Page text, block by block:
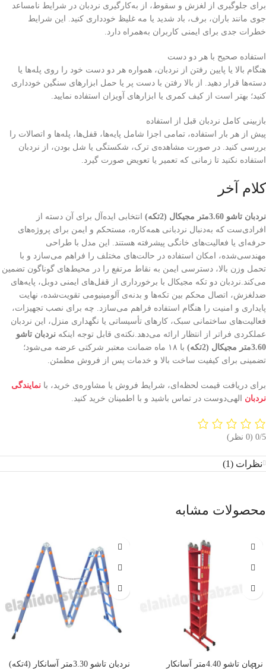
برای جلوگیری از لغزش و سقوط، از به‌کارگیری نردبان در شرایط نامساعد
جوی مانند باران، برف، باد شدید یا مه غلیظ خودداری کنید. این شرایط
خطرات جدی برای ایمنی کاربران به‌همراه دارد.
استفاده صحیح با هر دو دست
هنگام بالا یا پایین رفتن از نردبان، همواره هر دو دست خود را روی پله‌ها یا
دسته‌ها قرار دهید. از بالا رفتن با دست پر یا حمل ابزارهای سنگین خودداری
کنید؛ بهتر است از کیف کمری یا ابزارهای آویزان استفاده نمایید.
بازبینی کامل نردبان قبل از استفاده
پیش از هر بار استفاده، تمامی اجزا شامل پایه‌ها، قفل‌ها، پله‌ها و اتصالات را
بررسی کنید. در صورت مشاهده‌ی ترک، شکستگی یا شل بودن، از نردبان
استفاده نکنید تا زمانی که تعمیر یا تعویض صورت گیرد.
کلام آخر
نردبان تاشو 3.60متر مجیکال (2تکه)
انتخابی ایده‌آل برای آن دسته از
افرادی‌ست که به‌دنبال نردبانی همه‌کاره، مستحکم و ایمن برای پروژه‌های
حرفه‌ای یا فعالیت‌های خانگی پیشرفته هستند. این مدل با طراحی
مهندسی‌شده، امکان استفاده در حالت‌های مختلف را فراهم می‌سازد و با
تحمل وزن بالا، دسترسی ایمن به نقاط مرتفع را در محیط‌های گوناگون تضمین
می‌کند.نردبان دو تکه مجیکال با برخورداری از قفل‌های ایمنی دوبل، پایه‌های
ضدلغزش، اتصال محکم بین تکه‌ها و بدنه‌ی آلومینیومی تقویت‌شده، نهایت
پایداری و امنیت را هنگام استفاده فراهم می‌سازد. چه برای نصب تجهیزات،
فعالیت‌های ساختمانی سبک، کارهای تأسیساتی یا نگهداری منزل، این نردبان
عملکردی فراتر از انتظار ارائه می‌دهد.نکته‌ی قابل توجه اینکه نردبان تاشو
3.60متر مجیکال (2تکه)
با ۱۸ ماه ضمانت معتبر شرکتی عرضه می‌شود؛
تضمینی برای کیفیت ساخت بالا و خدمات پس از فروش مطمئن.
برای دریافت قیمت لحظه‌ای، شرایط فروش یا مشاوره‌ی خرید، با نمایندگی
نردبان الهی‌دوست در تماس باشید و با اطمینان خرید کنید.
‫0/5 ‫(0 نظر)
نظرات (1)
محصولات مشابه
نردبان تاشو 4.40متر آسانکار
نردبان تاشو 3.30متر آسانکار (4تکه)